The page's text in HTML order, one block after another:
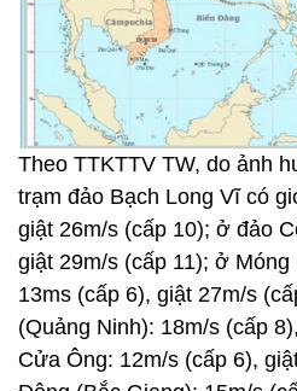
Theo TTKTTV TW, do ảnh
trạm đảo Bạch Long Vĩ có
giật 26m/s (cấp 10); ở đảo
giật 29m/s (cấp 11); ở Móng
13ms (cấp 6), giật 27m/s
(Quảng Ninh): 18m/s (cấp
Cửa Ông: 12m/s (cấp 6),